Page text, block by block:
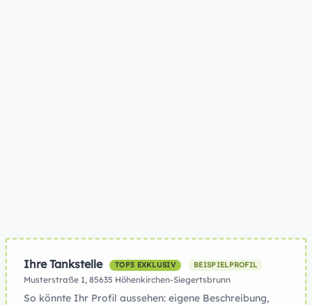
Ihre Tankstelle TOP3 EXKLUSIV BEISPIELPROFIL
Musterstraße 1, 85635 Höhenkirchen-Siegertsbrunn
So könnte Ihr Profil aussehen: eigene Beschreibung,